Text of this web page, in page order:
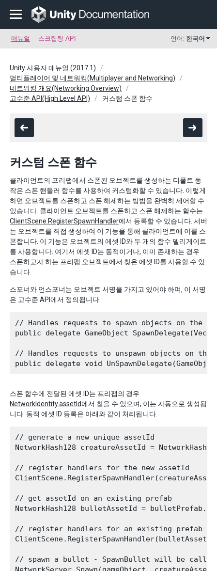
매뉴얼 스크립팅 API 언어: 한국어
Unity 사용자 매뉴얼 (2017.1)
멀티플레이어 및 네트워킹(Multiplayer and Networking)
네트워킹 개요(Networking Overview)
고수준 API(High Level API)
커스텀 스폰 함수
커스텀 스폰 함수
클라이언트의 프리팹에서 스폰된 오브젝트를 생성하는 디폴트 동
작은 스폰 핸들러 함수를 사용하여 커스텀화할 수 있습니다. 이렇게
하면 오브젝트를 스폰하고 스폰 해제하는 방법을 완벽히 제어할 수
있습니다. 클라이언트 오브젝트를 스폰하고 스폰 해제하는 함수는
ClientScene.RegisterSpawnHandler에서 등록할 수 있습니다. 서버
는 오브젝트를 직접 생성하여 이 기능을 통해 클라이언트에 이를 스
폰합니다. 이 기능은 오브젝트의 에셋 ID와 두 개의 함수 델리게이트
를 사용합니다. 여기서 에셋 ID는 동적이거나, 이미 존재하는 경우
스폰하고자 하는 프리팹 오브젝트에서 찾은 에셋 ID를 사용할 수 있
습니다.
스포너와 언스포너는 오브젝트 서명을 가지고 있어야 하며, 이 서명
은 고수준 API에서 정의됩니다.
// Handles requests to spawn objects on the
public delegate GameObject
// Handles requests to unspawn objects on
스폰 함수에 전달된 에셋 ID는 프리팹의 경우
NetworkIdentity.assetId에서 찾을 수 있으며, 이는 자동으로 생성됩
니다. 동적 에셋 ID 등록은 아래와 같이 처리됩니다.
// generate a new unique assetId
NetworkHash128 creatureAssetId =
// register handlers for the new assetId
// get assetId on an existing prefab
NetworkHash128 bulletAssetId =
// register handlers for an existing prefab
// spawn a bullet - SpawnBullet will be